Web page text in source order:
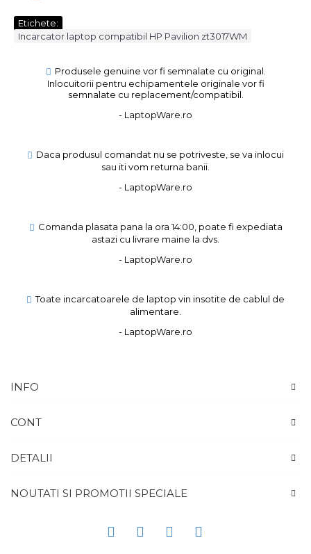
Etichete:
Incarcator laptop compatibil HP Pavilion zt3017WM
Produsele genuine vor fi semnalate cu original.
Inlocuitorii pentru echipamentele originale vor fi
semnalate cu replacement/compatibil.
- LaptopWare.ro
Daca produsul comandat nu se potriveste, se va inlocui
sau iti vom returna banii.
- LaptopWare.ro
Comanda plasata pana la ora 14:00, poate fi expediata
astazi cu livrare maine la dvs.
- LaptopWare.ro
Toate incarcatoarele de laptop vin insotite de cablul de
alimentare.
- LaptopWare.ro
INFO
CONT
DETALII
NOUTATI SI PROMOTII SPECIALE